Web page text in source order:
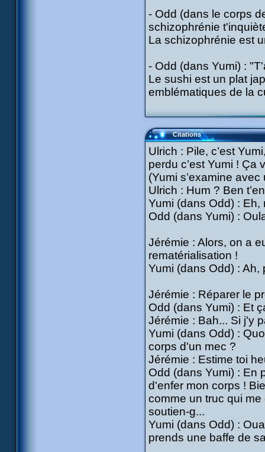
- Odd (dans le corps
schizophrénie
La schizophrénie est
- Odd (dans Yumi) :
Le sushi est un plat
emblématiques de la
Citations
Ulrich : Pile, c’est
perdu c’est Yumi ! Ça
(Yumi s’examine
Ulrich : Hum ? Ben
Yumi (dans Odd) : Eh,
Odd (dans Yumi) :
Jérémie : Alors, on a
rematérialisation !
Yumi (dans Odd) :
Jérémie : Réparer le
Odd (dans Yumi) : Et
Jérémie : Bah... Si j'y
Yumi (dans Odd) :
corps d'un mec ?
Jérémie : Estime toi
Odd (dans Yumi) : En
d'enfer mon corps !
comme un truc qui
soutien-g...
Yumi (dans Odd) :
prends une baffe de